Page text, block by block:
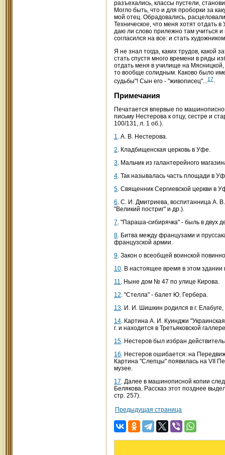
разъехались, классы пустели,
Могло быть, что и для проборки за
мой отец. Обрадовались,
Техническое, что меня хотят отдать
даю ли слово прилежно там учиться
согласился на все: и стать
Я не знал тогда, каких трудов, какой
стать спустя много времени в ряды
отдать меня в училище на
то вообще солидным. Каково было
судьбы"! Сын его - "живописец"...17.
Примечания
Печатается впервые по
письму Нестерова к отцу, сестре и
100/131, л. 1 об.).
1. А. В. Нестерова.
2. Кладбищенская церковь в Уфе.
3. Мальчик из галантерейного
4. Так называлась часть площади в
5. Священник Сергиевской церкви в
6. С. И. Дмитриева, воспитанница А.
"Великий постриг" и др.).
7. "Параша-сибирячка" - быль в двух
8. Битва между французами и
французской армии.
9. Закон о всеобщей воинской
10. В настоящее время в этом
11. Ныне дом № 47 по улице Кирова.
12. "Стелла" - балет Ю. Гербера.
13. И. И. Шишкин родился в г. Елабуге,
14. Картина А. И. Куинджи
г. и находится в Третьяковской
15. Нестеров был избран
16. Нестеров ошибается: на
Картина "Слепцы" появилась на VII
музее.
17. Далее в машинописной копии
Белякова. Рассказ этот позднее
стр. 257).
Предыдущая страница